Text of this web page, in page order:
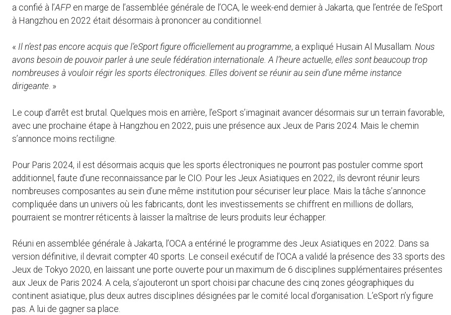
a confié à l’AFP en marge de l’assemblée générale de l’OCA, le week-end dernier à Jakarta, que l’entrée de l’eSport
à Hangzhou en 2022 était désormais à prononcer au conditionnel.
« Il n’est pas encore acquis que l’eSport figure officiellement au programme, a expliqué Husain Al Musallam. Nous
avons besoin de pouvoir parler à une seule fédération internationale. A l’heure actuelle, elles sont beaucoup trop
nombreuses à vouloir régir les sports électroniques. Elles doivent se réunir au sein d’une même instance
dirigeante. »
Le coup d’arrêt est brutal. Quelques mois en arrière, l’eSport s’imaginait avancer désormais sur un terrain favorable,
avec une prochaine étape à Hangzhou en 2022, puis une présence aux Jeux de Paris 2024. Mais le chemin
s’annonce moins rectiligne.
Pour Paris 2024, il est désormais acquis que les sports électroniques ne pourront pas postuler comme sport
additionnel, faute d’une reconnaissance par le CIO. Pour les Jeux Asiatiques en 2022, ils devront réunir leurs
nombreuses composantes au sein d’une même institution pour sécuriser leur place. Mais la tâche s’annonce
compliquée dans un univers où les fabricants, dont les investissements se chiffrent en millions de dollars,
pourraient se montrer réticents à laisser la maîtrise de leurs produits leur échapper.
Réuni en assemblée générale à Jakarta, l’OCA a entériné le programme des Jeux Asiatiques en 2022. Dans sa
version définitive, il devrait compter 40 sports. Le conseil exécutif de l’OCA a validé la présence des 33 sports des
Jeux de Tokyo 2020, en laissant une porte ouverte pour un maximum de 6 disciplines supplémentaires présentes
aux Jeux de Paris 2024. A cela, s’ajouteront un sport choisi par chacune des cinq zones géographiques du
continent asiatique, plus deux autres disciplines désignées par le comité local d’organisation. L’eSport n’y figure
pas. A lui de gagner sa place.